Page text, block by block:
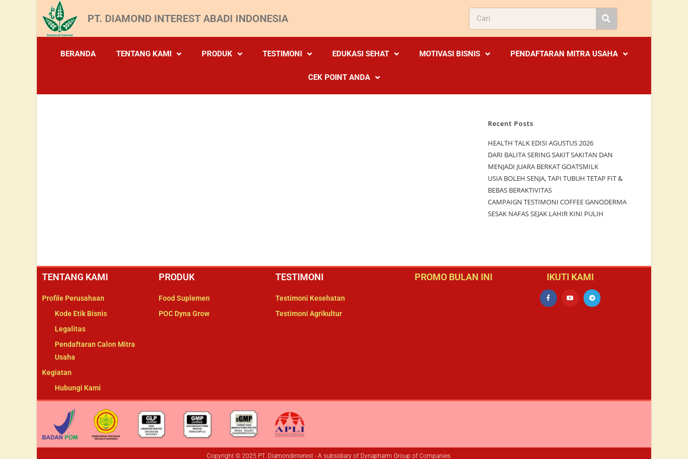
PT. DIAMOND INTEREST ABADI INDONESIA
BERANDA TENTANG KAMI PRODUK TESTIMONI EDUKASI SEHAT MOTIVASI BISNIS PENDAFTARAN MITRA USAHA
CEK POINT ANDA
Recent Posts
HEALTH TALK EDISI AGUSTUS 2026
DARI BALITA SERING SAKIT SAKITAN DAN
MENJADI JUARA BERKAT GOATSMILK
USIA BOLEH SENJA, TAPI TUBUH TETAP FIT &
BEBAS BERAKTIVITAS
CAMPAIGN TESTIMONI COFFEE GANODERMA
SESAK NAFAS SEJAK LAHIR KINI PULIH
TENTANG KAMI
Profile Perusahaan
Kode Etik Bisnis
Legalitas
Pendaftaran Calon Mitra
Usaha
Kegiatan
Hubungi Kami
PRODUK
Food Suplemen
POC Dyna Grow
TESTIMONI
Testimoni Kesehatan
Testimoni Agrikultur
PROMO BULAN INI IKUTI KAMI
Copyright © 2025 PT. Diamondinterest - A subsidiary of Dynapharm Group of Companies